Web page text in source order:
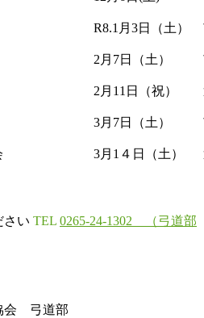
R8.1月3日（土）
2月7日（土）
2月11日（祝）
3月7日（土）
3月1４日（土）
さい TEL 0265-24-1302 （弓道部
会 弓道部